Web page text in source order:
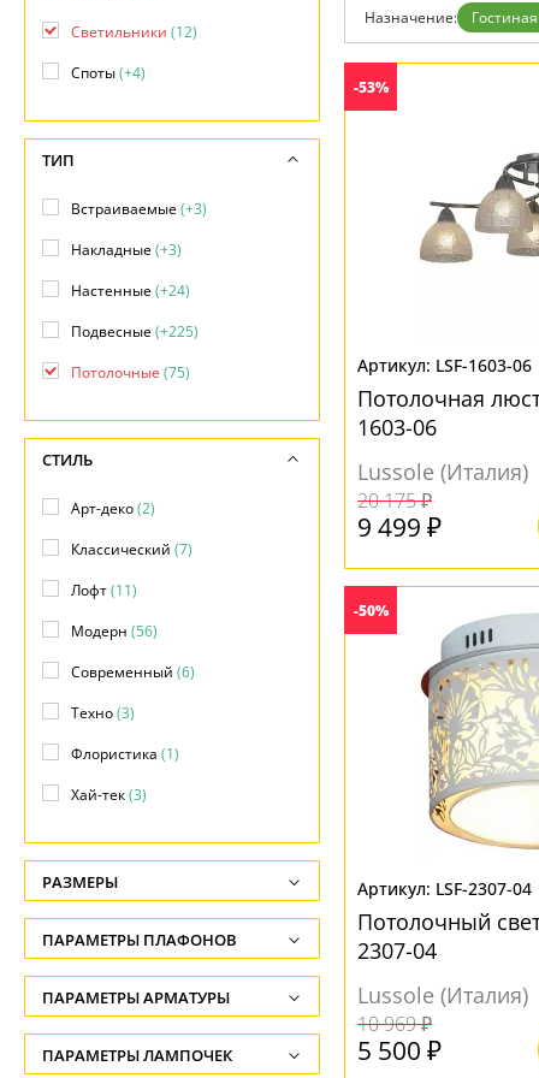
Отзывы
Дизайнерам
Контакты
Современный
Хай тек
Назначение: Гостиная
-53%
LSF-1603-06
Потолочная
1603-06
Lussole (Италия)
20 175 ₽
9 499 ₽
-50%
LSF-2307-04
Потолочный
2307-04
Lussole (Италия)
10 969 ₽
5 500 ₽
Светильники (12)
Споты(+4)
ТИП
Встраиваемые(+3)
Накладные(+3)
Настенные(+24)
Подвесные(+225)
Потолочные (75)
СТИЛЬ
Арт-деко(2)
Классический (7)
Лофт(11)
Модерн (56)
Современный (6)
Техно(3)
Флористика (1)
Хай-тек(3)
РАЗМЕРЫ
Высота, см
-
Ширина, см
-
ПАРАМЕТРЫ ПЛАФОНОВ
ФОРМА ПЛАФОНА
Бокал(1)
ПАРАМЕТРЫ АРМАТУРЫ
ЦВЕТ АРМАТУРЫ
ПАРАМЕТРЫ ЛАМПОЧЕК